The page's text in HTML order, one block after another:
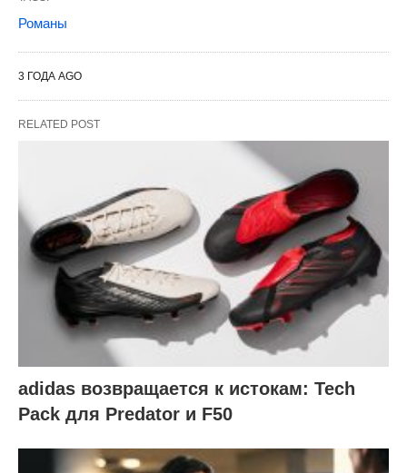
Романы
3 ГОДА AGO
RELATED POST
adidas возвращается к истокам: Tech
Pack для Predator и F50